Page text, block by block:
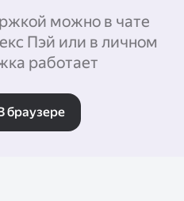
можно в чате
Пэй или в личном
работает
браузере